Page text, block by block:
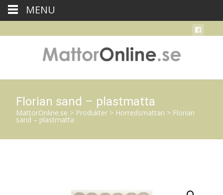
Florian sand – plastmatta
MattorOnline.se > Produkter > Horredsmattan > Florian
sand – plastmatta
MENU